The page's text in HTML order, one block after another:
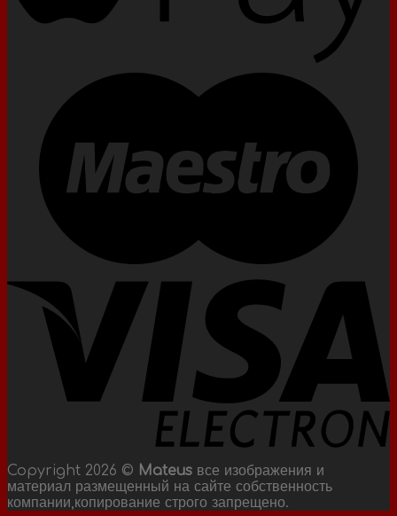
Copyright 2026 © Mateus все изображения и
материал размещенный на сайте собственность
компании,копирование строго запрещено.